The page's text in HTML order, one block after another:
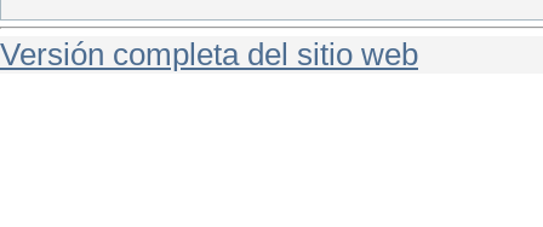
Versión completa del sitio web